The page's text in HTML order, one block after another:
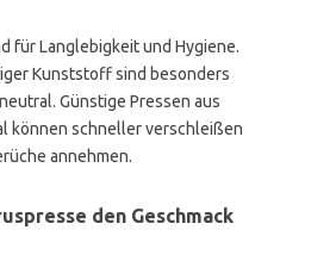
für Langlebigkeit und Hygiene.
Kunststoff sind besonders
Günstige Pressen aus
können schneller verschleißen
annehmen.
den Geschmack